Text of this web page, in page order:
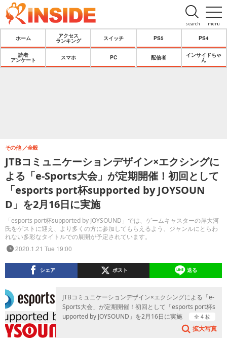
menu
search
ホーム
アクセス
ランキング
スイッチ PS5 PS4
読者
アンケート
スマホ PC 配信者
インサイドちゃ
ん
JTBコミュニケーションデザイン×エクシングに
よる「e-Sports大会」が定期開催！初回として
「esports port杯supported by JOYSOUN
D」を2月16日に実施
「esports port杯supported by JOYSOUND」では、ゲームキャスターの岸大河
氏をゲストに迎え、より多くの方に参加してもらえるよう、ジャンルにとらわ
れない多彩なタイトルでの展開が予定されています。
その他 全般
2020.1.21 Tue 19:00
シェア ポスト 送る
JTBコミュニケーションデザイン×エクシングによる「e-
Sports大会」が定期開催！初回として「esports port杯s
upported by JOYSOUND」を2月16日に実施
全 4 枚
拡大写真